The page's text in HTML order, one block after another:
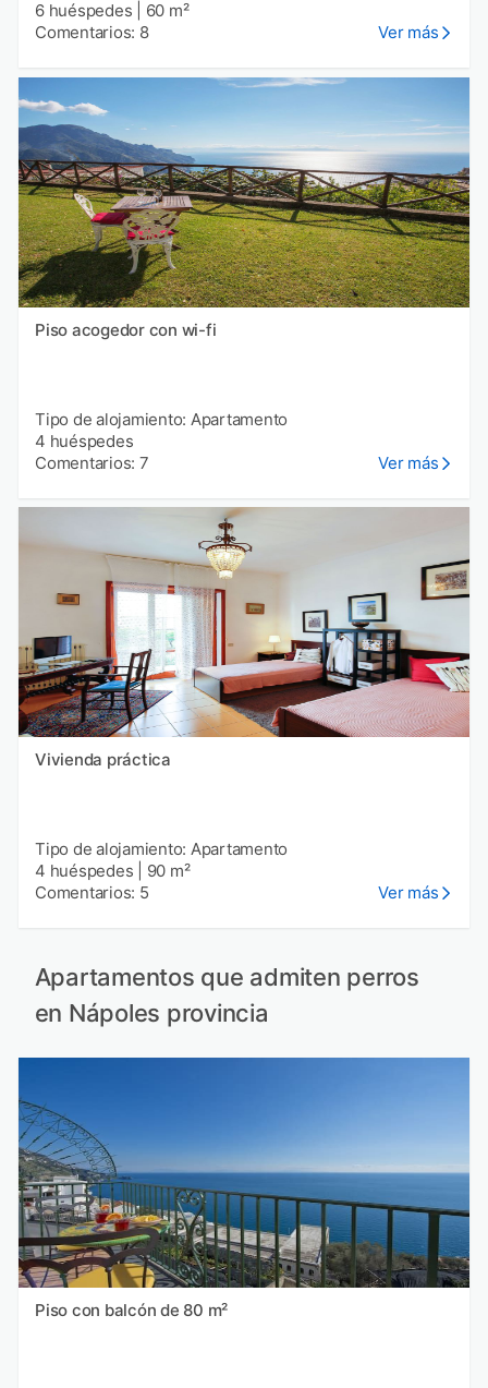
6 huéspedes
60 m²
Comentarios: 8
Ver más
Piso acogedor con wi-fi
Tipo de alojamiento: Apartamento
4 huéspedes
Comentarios: 7
Ver más
Vivienda práctica
Tipo de alojamiento: Apartamento
4 huéspedes
90 m²
Comentarios: 5
Ver más
Apartamentos que admiten perros
en Nápoles provincia
Piso con balcón de 80 m²